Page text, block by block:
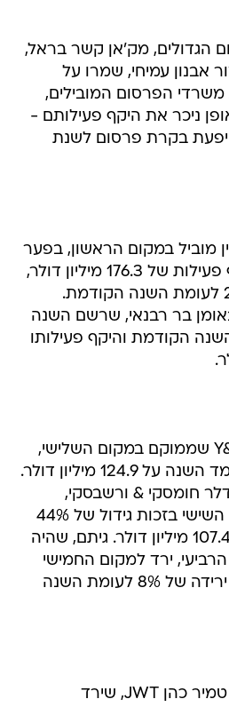
הגדולים, מק'אן קשר בראל,
אבנון עמיחי, שמרו על
הפרסום המובילים,
ניכר את היקף פעילותם -
יפעת בקרת פרסום לשנת
מוביל במקום הראשון, בפער
ניכר מהשאר עם היקף פעילות של 176.3 מיליון דולר,
המהווים גידול של 27% לעומת השנה הקודמת.
בר רבנאי, שרשם השנה
לעומת השנה הקודמת והיקף פעילותו
שלמור אבנון עמיחי Y&R שממוקם במקום השלישי,
רשם גידול של 14% ועמד השנה על 124.9 מיליון דולר.
חומסקי & ורשבסקי,
שעלה השנה מהמקום השישי בזכות גידול של 44%
מ-77.4 מיליון דולר ל-107.4 מיליון דולר. גיתם, שהיה
ירד למקום החמישי
עם 86.5 מיליון דולר - ירידה של 8% לעומת השנה
במקום השישי ממוקם טמיר כהן JWT, שירד